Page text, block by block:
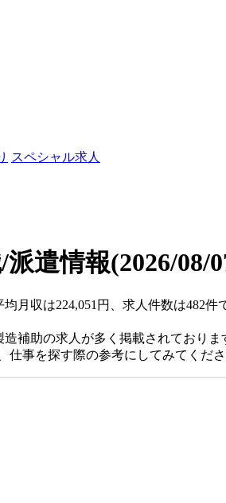
スペシャル求人
遣情報(2026/08/
月収は224,051円、求人件数は482件
補助の求人が多く掲載されておりま
事を探す際の参考にしてみてくださ